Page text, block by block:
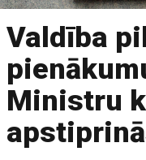
Valdība
Ministru